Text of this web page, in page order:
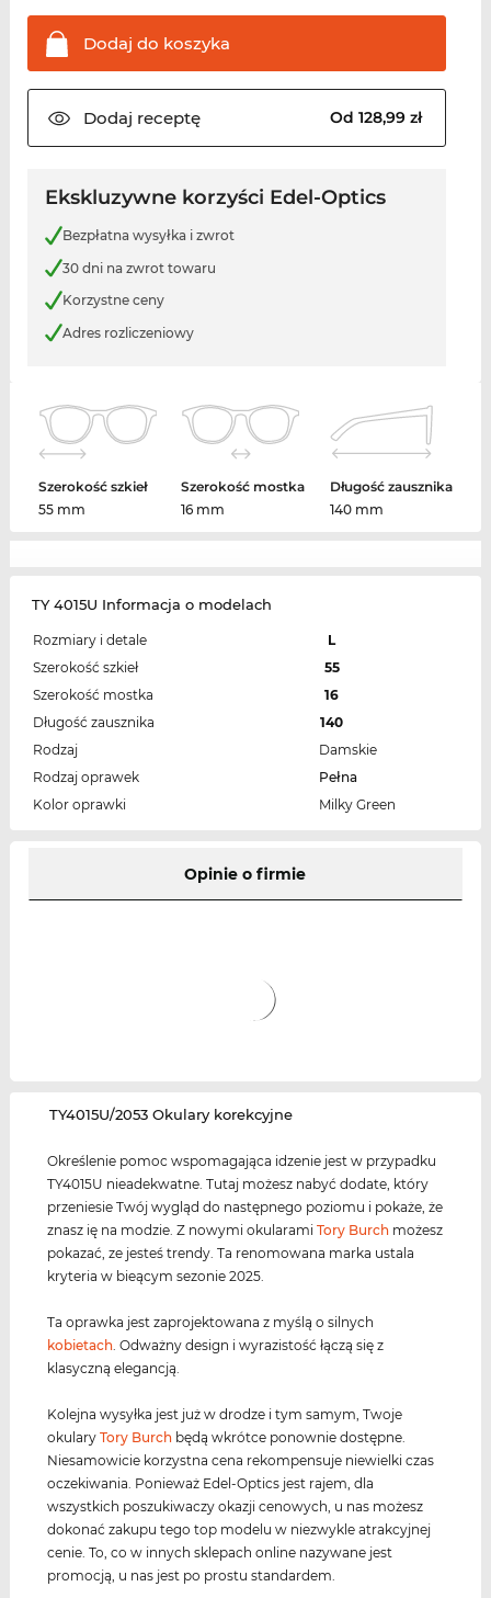
Dodaj do koszyka
Dodaj receptę Od 128,99 zł
Ekskluzywne korzyści Edel-Optics
Bezpłatna wysyłka i zwrot
30 dni na zwrot towaru
Korzystne ceny
Adres rozliczeniowy
Szerokość szkieł
55 mm
Szerokość mostka
16 mm
Długość zausznika
140 mm
TY 4015U Informacja o modelach
Rozmiary i detale
L
Szerokość szkieł
55
Szerokość mostka
16
Długość zausznika
140
Rodzaj
Damskie
Rodzaj oprawek
Pełna
Kolor oprawki
Milky Green
Opinie o firmie
‌TY4015U/2053 Okulary korekcyjne
Określenie pomoc wspomagająca idzenie jest w przypadku
TY4015U nieadekwatne. Tutaj możesz nabyć dodate, który
przeniesie Twój wygląd do następnego poziomu i pokaże, że
znasz ię na modzie. Z nowymi okularamiTory Burch możesz
pokazać, ze jesteś trendy. Ta renomowana marka ustala
kryteria w bieącym sezonie 2025.
Ta oprawka jest zaprojektowana z myślą o silnych
kobietach. Odważny design i wyrazistość łączą się z
klasyczną elegancją.
Kolejna wysyłka jest już w drodze i tym samym, Twoje
okularyTory Burch będą wkrótce ponownie dostępne.
Niesamowicie korzystna cena rekompensuje niewielki czas
oczekiwania. Ponieważ Edel-Optics jest rajem, dla
wszystkich poszukiwaczy okazji cenowych, u nas możesz
dokonać zakupu tego top modelu w niezwykle atrakcyjnej
cenie. To, co w innych sklepach online nazywane jest
promocją, u nas jest po prostu standardem.